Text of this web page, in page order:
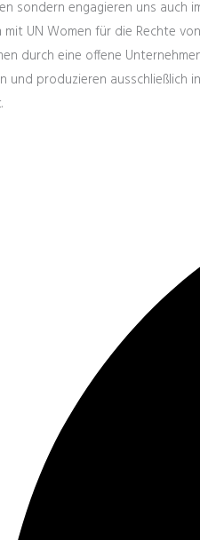
sondern engagieren uns auch
UN Women für die Rechte
durch eine offene
produzieren ausschließlich